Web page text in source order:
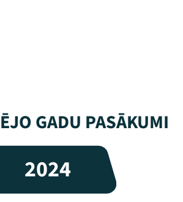
GADU PASĀKUMI
2024